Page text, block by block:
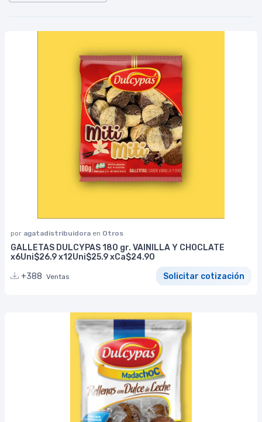
por agatadistribuidora en Otros
GALLETAS DULCYPAS 180 gr. VAINILLA Y CHOCLATE
x6Uni$26.9 x12Uni$25.9 xCa$24.90
+388 Ventas Solicitar cotización